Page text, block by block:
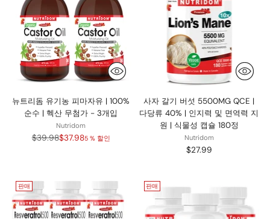
뉴트리돔 유기농 피마자유 | 100%
순수 | 헥산 무첨가 - 3개입
Nutridom
정
$39.98$37.985 % 할인
사자 갈기 버섯 5500MG QCE |
다당류 40% | 인지력 및 면역력 지
원 | 식물성 캡슐 180정
Nutridom
$27.99
판매 판매